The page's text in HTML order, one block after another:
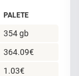
PALETE
354 gb
364.09€
1.03€